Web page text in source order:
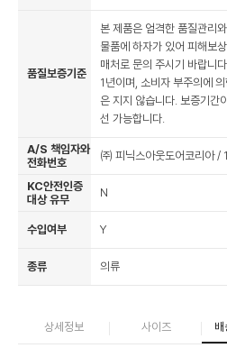
품질보증기준
본 제품은 엄격한 품질관리
물품에 하자가 있어 피해보
매처로 문의 주시기 바랍니
1년이며, 소비자 부주의에
은 지지 않습니다. 보증기간
선 가능합니다.
A/S 책임자와
전화번호
㈜ 피닉스아웃도어코리아
KC안전인증
대상 유무
N
수입여부 Y
종류 의류
상세정보 사이즈